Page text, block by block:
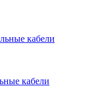
кабели
кабели